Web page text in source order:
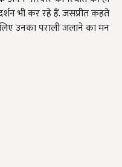
भी कर रहे हैं. जसप्रीत कहते
उनका पराली जलाने का मन